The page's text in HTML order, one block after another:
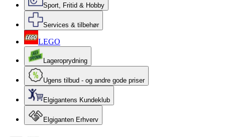
Sport, Fritid & Hobby
Services & tilbehør
LEGO
Lageroprydning
Ugens tilbud - og andre gode priser
Elgigantens Kundeklub
Elgiganten Erhverv